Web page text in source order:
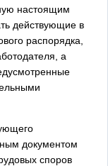
настоящим
действующие в
распорядка,
а
документом
споров